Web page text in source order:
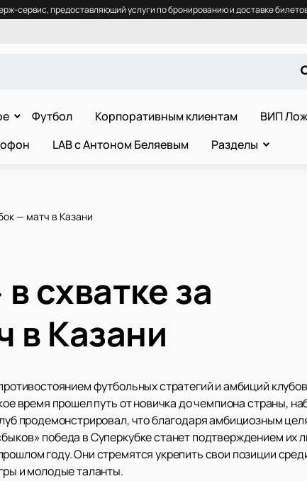
сервис, предоставляющий услуги по бронированию и доставке
Футбол Корпоративным клиентам ВИП
LAB с Антоном Беляевым Разделы
— матч в Казани
схватке за
в Казани
футбольных стратегий и амбиций
время прошел путь от новичка до чемпиона страны,
продемонстрировал, что благодаря амбициозным
победа в Суперкубке станет подтверждением их
году. Они стремятся укрепить свои позиции
и молодые таланты.